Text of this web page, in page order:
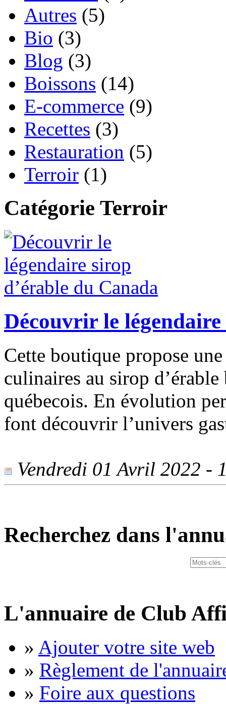
Autres (5)
Bio (3)
Blog (3)
Boissons (14)
E-commerce (9)
Recettes (3)
Restauration (5)
Terroir (1)
Catégorie Terroir
Découvrir le
Cette boutique propose
culinaires au sirop
québecois. En évolution
font découvrir l’univers
Vendredi 01 Avril 2022 -
Recherchez dans
L'annuaire de Club
» Ajouter votre site web
» Règlement de
» Foire aux questions